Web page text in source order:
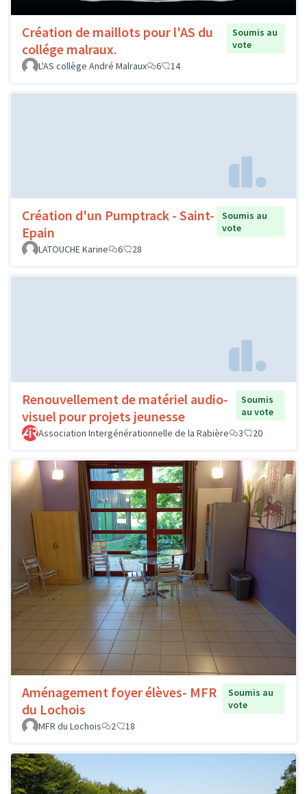
Création de maillots pour l'AS du
collége malraux.
Soumis au
vote
L'AS collège André Malraux
6 14
Création d'un Pumptrack - Saint-
Epain
Soumis au
vote
LATOUCHE Karine
6 28
Renouvellement de matériel audio-
visuel pour projets jeunesse
Soumis
au vote
Association Intergénérationnelle de la Rabière
3 20
Aménagement foyer élèves- MFR
du Lochois
Soumis au
vote
MFR du Lochois
2 18